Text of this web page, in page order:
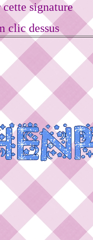
signature
clic dessus